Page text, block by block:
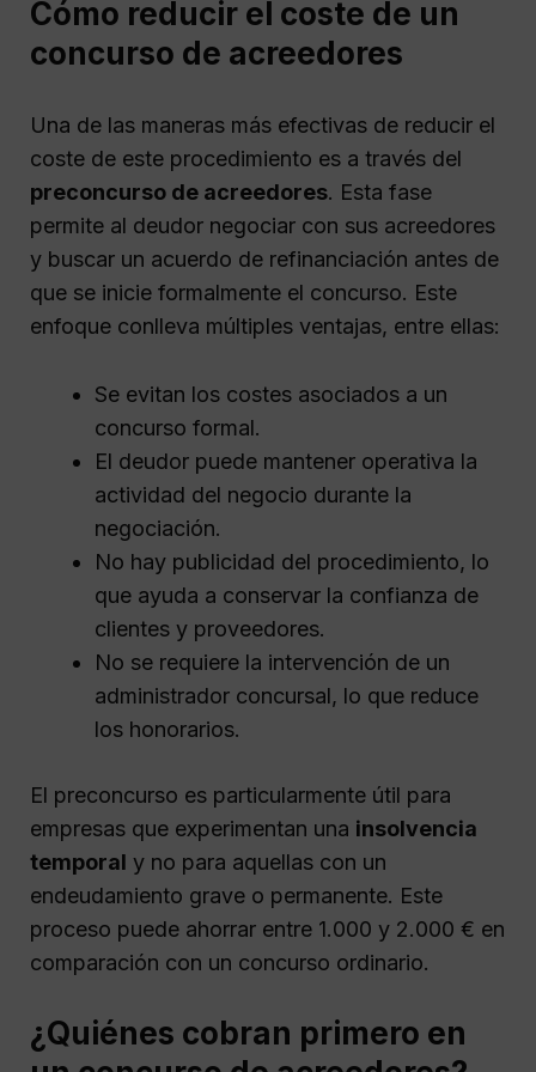
Cómo reducir el coste de un
concurso de acreedores
Una de las maneras más efectivas de reducir el
coste de este procedimiento es a través del
preconcurso de acreedores. Esta fase
permite al deudor negociar con sus acreedores
y buscar un acuerdo de refinanciación antes de
que se inicie formalmente el concurso. Este
enfoque conlleva múltiples ventajas, entre ellas:
Se evitan los costes asociados a un
concurso formal.
El deudor puede mantener operativa la
actividad del negocio durante la
negociación.
No hay publicidad del procedimiento, lo
que ayuda a conservar la confianza de
clientes y proveedores.
No se requiere la intervención de un
administrador concursal, lo que reduce
los honorarios.
El preconcurso es particularmente útil para
empresas que experimentan una insolvencia
temporal y no para aquellas con un
endeudamiento grave o permanente. Este
proceso puede ahorrar entre 1.000 y 2.000 € en
comparación con un concurso ordinario.
¿Quiénes cobran primero en